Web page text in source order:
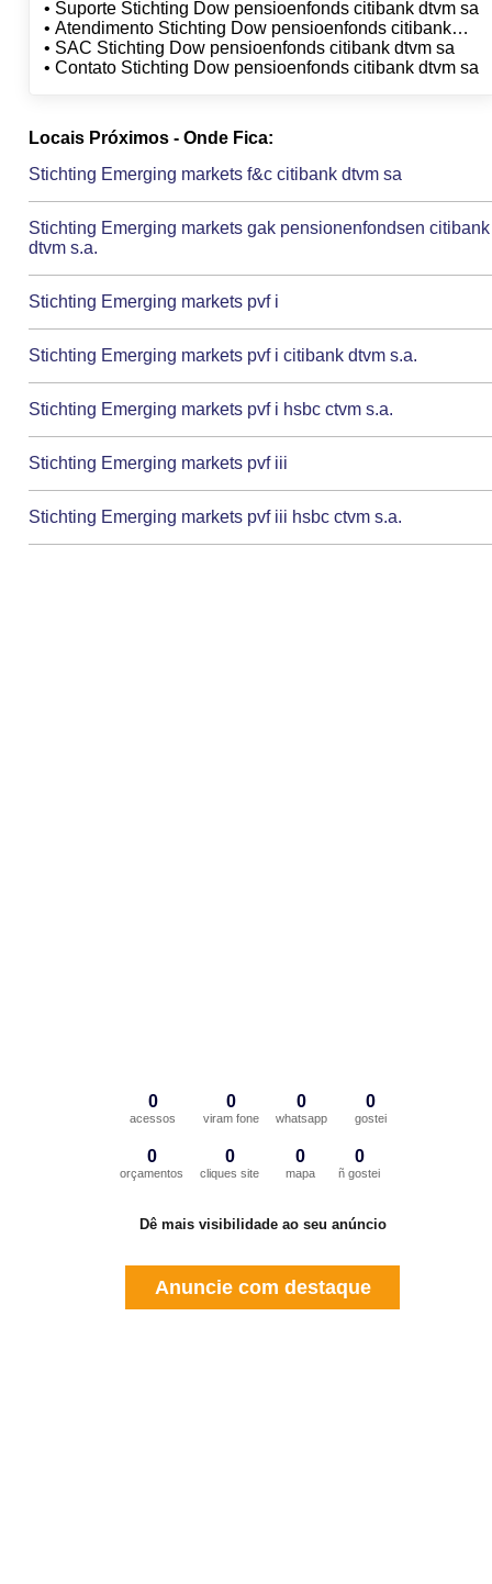
sa
• Suporte Stichting Dow pensioenfonds citibank dtvm sa
• Atendimento Stichting Dow pensioenfonds citibank
dtvm sa
• SAC Stichting Dow pensioenfonds citibank dtvm sa
• Contato Stichting Dow pensioenfonds citibank dtvm sa
Locais Próximos - Onde Fica:
Stichting Emerging markets f&c citibank dtvm sa
Stichting Emerging markets gak pensionenfondsen citibank
dtvm s.a.
Stichting Emerging markets pvf i
Stichting Emerging markets pvf i citibank dtvm s.a.
Stichting Emerging markets pvf i hsbc ctvm s.a.
Stichting Emerging markets pvf iii
Stichting Emerging markets pvf iii hsbc ctvm s.a.
0
acessos
0
viram fone
0
whatsapp
0
gostei
0
orçamentos
0
cliques site
0
mapa
0
ñ gostei
Dê mais visibilidade ao seu anúncio
Anuncie com destaque